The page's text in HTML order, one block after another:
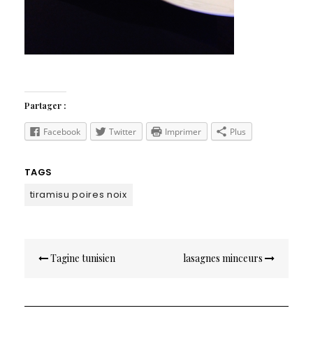
Partager :
Facebook Twitter Imprimer Plus
TAGS
tiramisu poires noix
de Tagine tunisien lasagnes minceurs